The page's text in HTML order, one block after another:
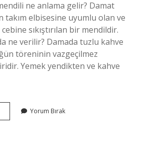
ne anlama gelir? Damat
takım elbisesine uyumlu olan ve
sıkıştırılan bir mendildir.
ne verilir? Damada tuzlu kahve
töreninin vazgeçilmez
Yemek yendikten ve kahve
Damada
Yorum Bırak